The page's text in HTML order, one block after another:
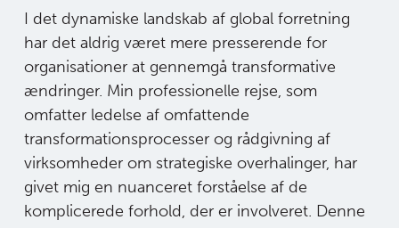
I det dynamiske landskab af global forretning
har det aldrig været mere presserende for
organisationer at gennemgå transformative
ændringer. Min professionelle rejse, som
omfatter ledelse af omfattende
transformationsprocesser og rådgivning af
virksomheder om strategiske overhalinger, har
givet mig en nuanceret forståelse af de
komplicerede forhold, der er involveret. Denne